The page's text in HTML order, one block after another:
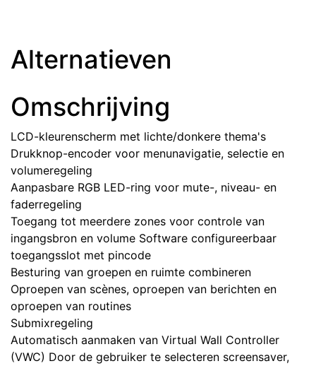
Alternatieven
Omschrijving
LCD-kleurenscherm met lichte/donkere thema's
Drukknop-encoder voor menunavigatie, selectie en
volumeregeling
Aanpasbare RGB LED-ring voor mute-, niveau- en
faderregeling
Toegang tot meerdere zones voor controle van
ingangsbron en volume Software configureerbaar
toegangsslot met pincode
Besturing van groepen en ruimte combineren
Oproepen van scènes, oproepen van berichten en
oproepen van routines
Submixregeling
Automatisch aanmaken van Virtual Wall Controller
(VWC) Door de gebruiker te selecteren screensaver,